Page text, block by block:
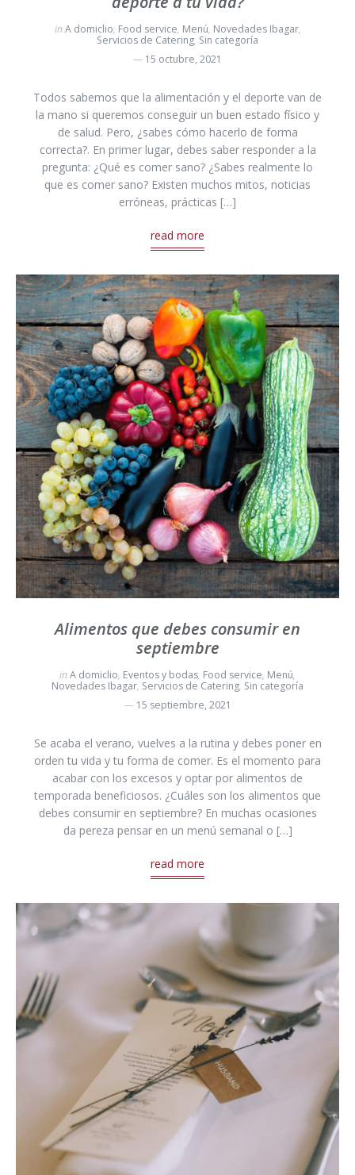
inA domiclio, Food service, Menú, Novedades Ibagar,
Servicios de Catering, Sin categoría
15 octubre, 2021
Todos sabemos que la alimentación y el deporte van de
la mano si queremos conseguir un buen estado físico y
de salud. Pero, ¿sabes cómo hacerlo de forma
correcta?. En primer lugar, debes saber responder a la
pregunta: ¿Qué es comer sano? ¿Sabes realmente lo
que es comer sano? Existen muchos mitos, noticias
erróneas, prácticas […]
read more
Alimentos que debes consumir en
septiembre
inA domiclio, Eventos y bodas, Food service, Menú,
Novedades Ibagar, Servicios de Catering, Sin categoría
15 septiembre, 2021
Se acaba el verano, vuelves a la rutina y debes poner en
orden tu vida y tu forma de comer. Es el momento para
acabar con los excesos y optar por alimentos de
temporada beneficiosos. ¿Cuáles son los alimentos que
debes consumir en septiembre? En muchas ocasiones
da pereza pensar en un menú semanal o […]
read more